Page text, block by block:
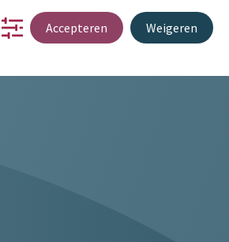
ons werken bijcontact EN
Accepteren Weigeren